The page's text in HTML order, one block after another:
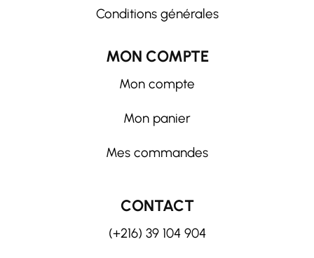
Conditions générales
MON COMPTE
Mon compte
Mon panier
Mes commandes
CONTACT
(+216) 39 104 904